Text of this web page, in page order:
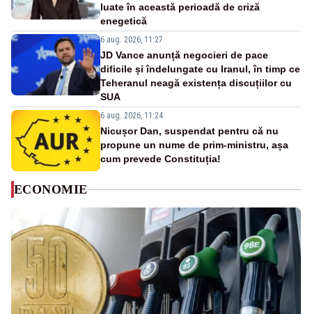
luate în această perioadă de criză
enegetică
6 aug. 2026, 11:27
JD Vance anunță negocieri de pace
dificile și îndelungate cu Iranul, în timp ce
Teheranul neagă existența discuțiilor cu
SUA
6 aug. 2026, 11:24
Nicușor Dan, suspendat pentru că nu
propune un nume de prim-ministru, așa
cum prevede Constituția!
ECONOMIE